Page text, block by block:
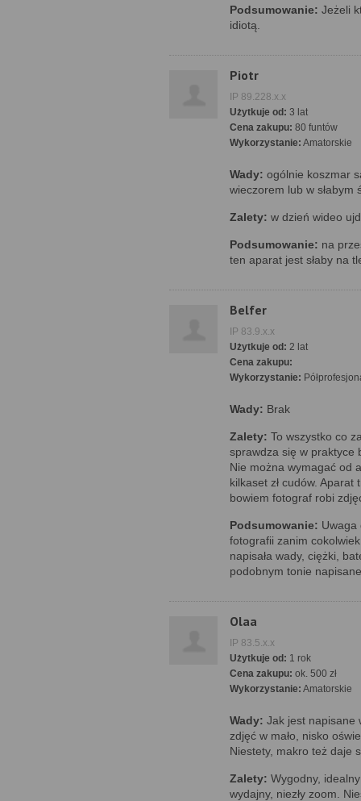
Podsumowanie: Jeżeli
idiotą.
Piotr
IP 89.228.x.x
Użytkuje od: 3 lat
Cena zakupu: 80 funtów
Wykorzystanie: Amatorskie
Wady: ogólnie koszmar
wieczorem lub w słabym
Zalety: w dzień wideo
Podsumowanie: na
ten aparat jest słaby na
Belfer
IP 83.9.x.x
Użytkuje od: 2 lat
Cena zakupu:
Wykorzystanie:
Wady: Brak
Zalety: To wszystko co
sprawdza się w praktyce
Nie można wymagać od
kilkaset zł cudów. Aparat
bowiem fotograf robi
Podsumowanie: Uwaga
fotografii zanim
napisała wady, ciężki,
podobnym tonie
Olaa
IP 83.5.x.x
Użytkuje od: 1 rok
Cena zakupu: ok. 500 zł
Wykorzystanie: Amatorskie
Wady: Jak jest napisane
zdjęć w mało, nisko
Niestety, makro też daje
Zalety: Wygodny,
wydajny, niezły zoom.